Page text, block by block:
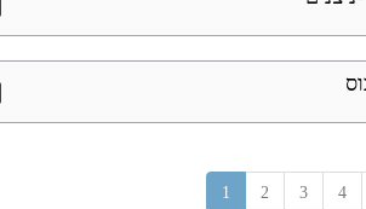
1 2 3 4